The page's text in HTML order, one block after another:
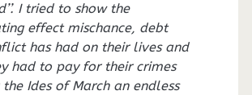
I tried to show the
effect mischance, debt
has had on their lives and
had to pay for their crimes
Ides of March an endless